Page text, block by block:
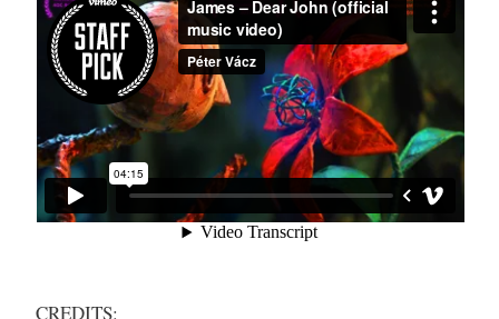
CREDITS: